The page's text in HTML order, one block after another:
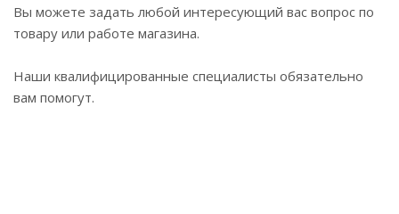
Вы можете задать любой интересующий вас вопрос по
товару или работе магазина.
Наши квалифицированные специалисты обязательно
вам помогут.